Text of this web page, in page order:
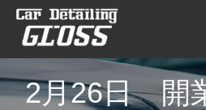
ス
キ
2月26日 開